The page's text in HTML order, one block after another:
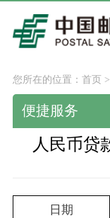
您所在的位置： 首页>
便捷服务
人民币贷
日期